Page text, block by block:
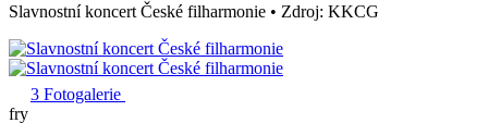
Slavnostní koncert České filharmonie • Zdroj: KKCG
3 Fotogalerie
fry